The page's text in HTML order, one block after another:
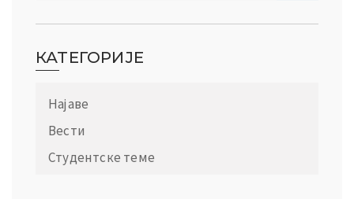
КАТЕГОРИЈЕ
Најаве
Вести
Студентске теме